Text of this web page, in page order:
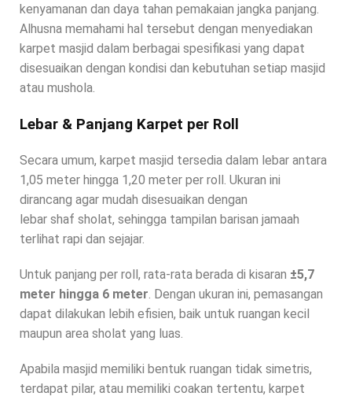
kenyamanan dan daya tahan pemakaian jangka panjang.
Alhusna memahami hal tersebut dengan menyediakan
karpet masjid dalam berbagai spesifikasi yang dapat
disesuaikan dengan kondisi dan kebutuhan setiap masjid
atau mushola.
Lebar & Panjang Karpet per Roll
Secara umum, karpet masjid tersedia dalam lebar antara
1,05 meter hingga 1,20 meter per roll. Ukuran ini
dirancang agar mudah disesuaikan dengan
lebar shaf sholat, sehingga tampilan barisan jamaah
terlihat rapi dan sejajar.
Untuk panjang per roll, rata-rata berada di kisaran ±5,7
meter hingga 6 meter. Dengan ukuran ini, pemasangan
dapat dilakukan lebih efisien, baik untuk ruangan kecil
maupun area sholat yang luas.
Apabila masjid memiliki bentuk ruangan tidak simetris,
terdapat pilar, atau memiliki coakan tertentu, karpet